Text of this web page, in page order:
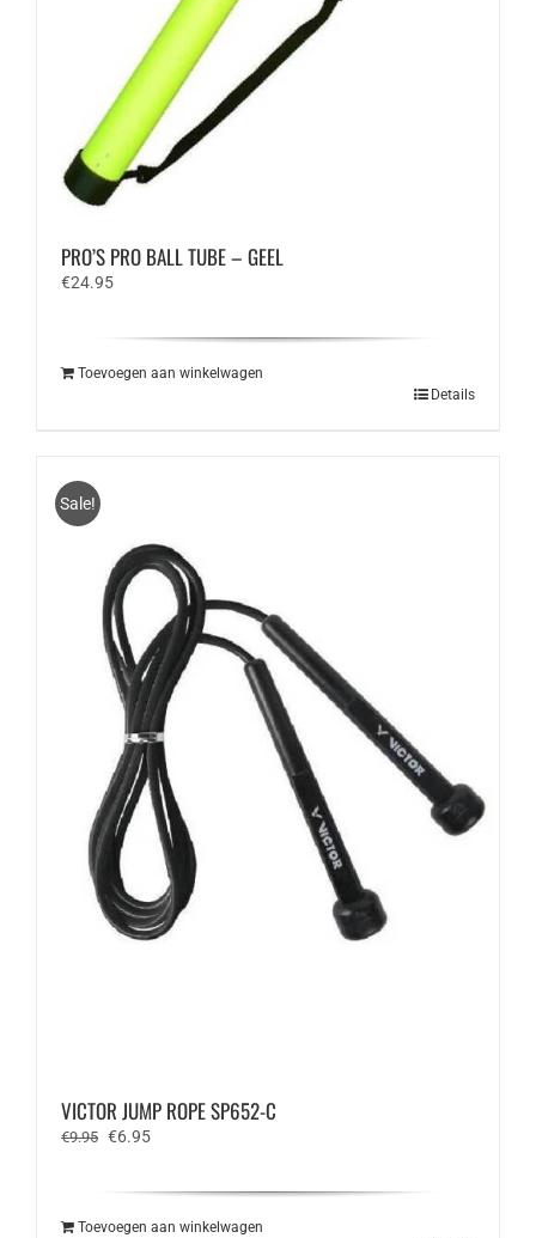
PRO’S PRO BALL TUBE – GEEL
€24.95
Toevoegen aan winkelwagen
Details
Sale!
VICTOR JUMP ROPE SP652-C
€9.95 Oorspronkelijke
€6.95Huidige
Toevoegen aan winkelwagen